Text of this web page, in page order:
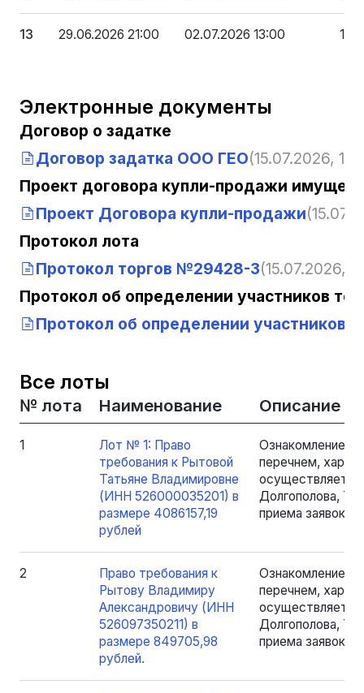
13 29.06.2026 21:00 02.07.2026 13:00 1
Электронные документы
Договор о задатке
Договор задатка ООО ГЕО(15.07.2026,
Проект договора купли-продажи
Проект Договора купли-продажи
Протокол лота
Протокол торгов №29428-3(15.07.2026,
Протокол об определении участников
Протокол об определении участников
Все лоты
№ лота Наименование Описание
1
Лот № 1: Право
требования к Рытовой
Татьяне Владимировне
(ИНН 526000035201) в
размере 4086157,19
рублей
Ознакомление
перечнем,
Долгополова,
приема заявок,
2
Право требования к
Рытову Владимиру
Александровичу (ИНН
526097350211) в
размере 849705,98
рублей.
Ознакомление
перечнем,
Долгополова,
приема заявок,